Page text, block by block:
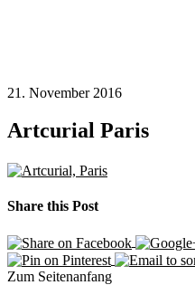
21. November 2016
Artcurial Paris
Share this Post
Zum Seitenanfang